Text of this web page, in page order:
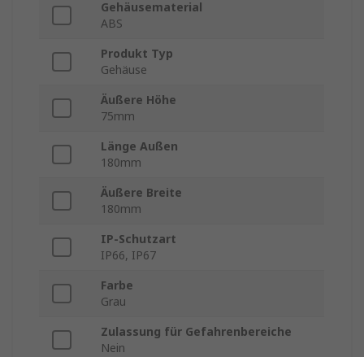
Gehäusematerial
ABS
Produkt Typ
Gehäuse
Äußere Höhe
75mm
Länge Außen
180mm
Äußere Breite
180mm
IP-Schutzart
IP66, IP67
Farbe
Grau
Zulassung für Gefahrenbereiche
Nein